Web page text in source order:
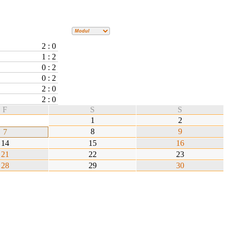
2 : 0
1 : 2
0 : 2
0 : 2
2 : 0
2 : 0
F S
S
1
2
7 8
9
14 15
16
21 22
23
28 29
30